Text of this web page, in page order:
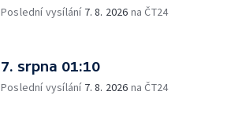
Poslední vysílání 7. 8. 2026 na ČT24
7. srpna 01:10
Poslední vysílání 7. 8. 2026 na ČT24